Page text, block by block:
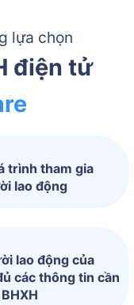
lựa chọn
điện tử
trình tham gia
lao động
lao động của
các thông tin cần